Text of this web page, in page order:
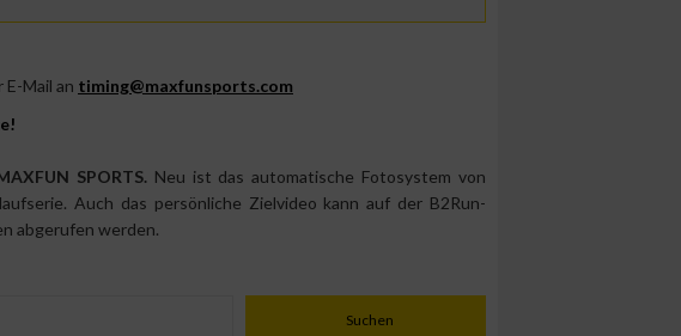
Mail an timing@maxfunsports.com
SPORTS. Neu ist das automatische Fotosystem von
Auch das persönliche Zielvideo kann auf der B2Run-
abgerufen werden.